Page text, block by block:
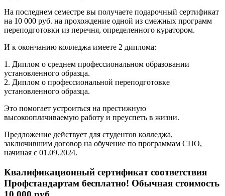
На последнем семестре вы получаете подарочный сертификат
на 10 000 руб. на прохождение одной из смежных программ
переподготовки из перечня, определенного куратором.
И к окончанию колледжа имеете 2 диплома:
1. Диплом о среднем профессиональном образовании
установленного образца.
2. Диплом о профессиональной переподготовке
установленного образца.
Это помогает устроиться на престижную
высокооплачиваемую работу и преуспеть в жизни.
Предложение действует для студентов колледжа,
заключившим договор на обучение по программам СПО,
начиная с 01.09.2024.
Квалификационный сертификат соответствия
Профстандартам бесплатно! Обычная стоимость